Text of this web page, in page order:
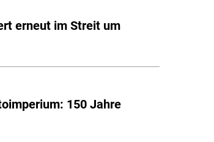
erneut im Streit um
150 Jahre